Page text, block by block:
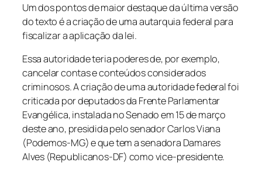
Um dos pontos de maior destaque da última versão
do texto é a criação de uma autarquia federal para
fiscalizar a aplicação da lei.
Essa autoridade teria poderes de, por exemplo,
cancelar contas e conteúdos considerados
criminosos. A criação de uma autoridade federal foi
criticada por deputados da Frente Parlamentar
Evangélica, instalada no Senado em 15 de março
deste ano, presidida pelo senador Carlos Viana
(Podemos-MG) e que tem a senadora Damares
Alves (Republicanos-DF) como vice-presidente.